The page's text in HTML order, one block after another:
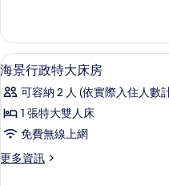
房
的
所
有
相
片
精
緻
套
的
詳
顯
示
海
景
行
政
12
海景行政特大床房
可容納 2 人 (依實際入住人數
1 張特大雙人床
免費無線上網
更多資訊
更